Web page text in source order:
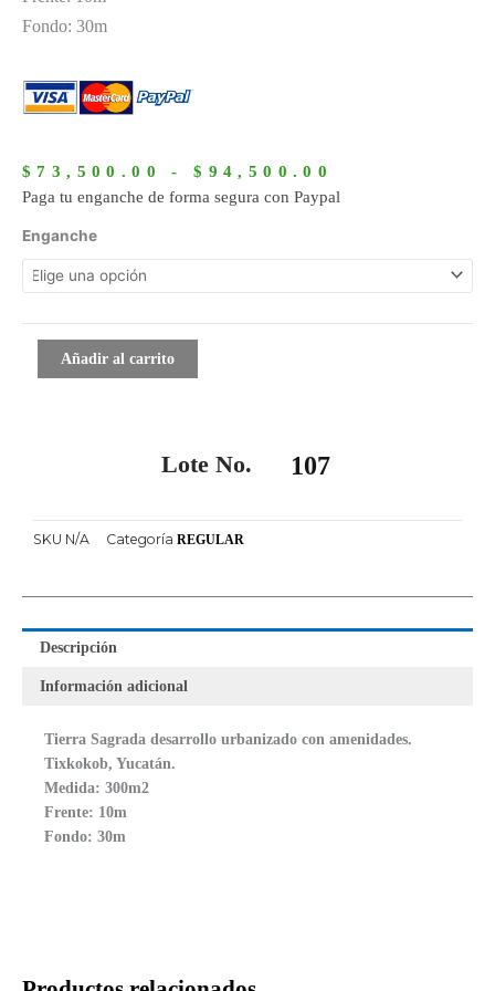
Fondo: 30m
$73,500.00 - $ 94,500.00
precios:
hasta
$94,500.00
Paga tu enganche de forma segura con Paypal
Enganche
107
cantidad
Añadir al carrito
Lote No. 107
SKU N/A Categoría REGULAR
Descripción
Información adicional
Tierra Sagrada desarrollo urbanizado con amenidades.
Tixkokob, Yucatán.
Medida: 300m2
Frente: 10m
Fondo: 30m